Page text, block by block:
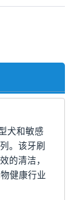
犬和敏感
。该牙刷
的清洁，
健康行业